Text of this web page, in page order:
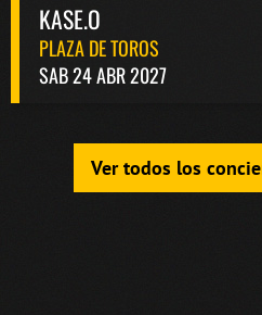
KASE.O
PLAZA DE TOROS
SAB 24 ABR 2027
Ver todos los